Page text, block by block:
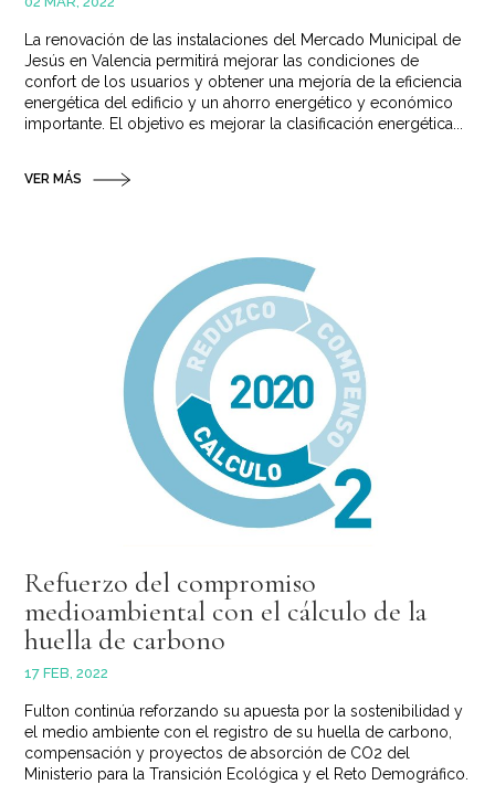
La renovación de las instalaciones del Mercado Municipal de
Jesús en Valencia permitirá mejorar las condiciones de
confort de los usuarios y obtener una mejoría de la eficiencia
energética del edificio y un ahorro energético y económico
importante. El objetivo es mejorar la clasificación energética...
VER MÁS
Refuerzo del compromiso
medioambiental con el cálculo de la
huella de carbono
17 FEB, 2022
Fulton continúa reforzando su apuesta por la sostenibilidad y
el medio ambiente con el registro de su huella de carbono,
compensación y proyectos de absorción de CO2 del
Ministerio para la Transición Ecológica y el Reto Demográfico.